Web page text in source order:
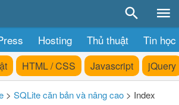
Hosting Thủ thuật Tin học
HTML / CSS Javascript jQuery
> SQLite căn bản và nâng cao > Index